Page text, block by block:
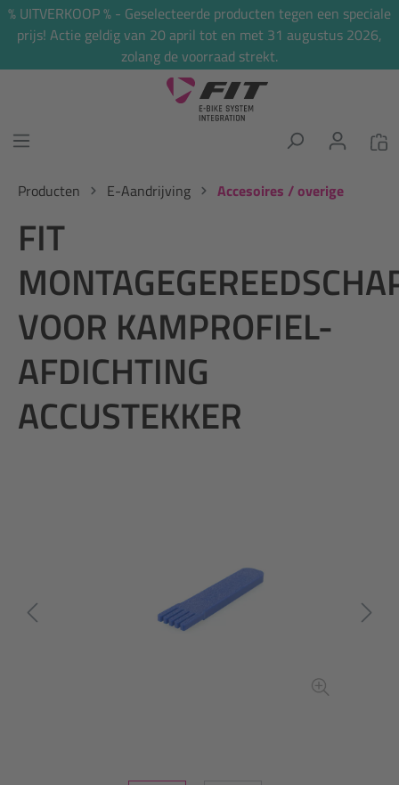
% UITVERKOOP % - Geselecteerde producten tegen een speciale
prijs! Actie geldig van 20 april tot en met 31 augustus 2026,
zolang de voorraad strekt.
Producten E-Aandrijving Accesoires / overige
FIT
VOOR KAMPROFIEL-
AFDICHTING
ACCUSTEKKER